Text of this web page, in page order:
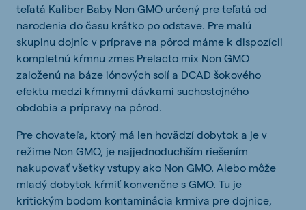
teľatá Kaliber Baby Non GMO určený pre teľatá od
narodenia do času krátko po odstave. Pre malú
skupinu dojníc v príprave na pôrod máme k dispozícii
kompletnú kŕmnu zmes Prelacto mix Non GMO
založenú na báze iónových solí a DCAD šokového
efektu medzi kŕmnymi dávkami suchostojného
obdobia a prípravy na pôrod.
Pre chovateľa, ktorý má len hovädzí dobytok a je v
režime Non GMO, je najjednoduchším riešením
nakupovať všetky vstupy ako Non GMO. Alebo môže
mladý dobytok kŕmiť konvenčne s GMO. Tu je
kritickým bodom kontaminácia krmiva pre dojnice,